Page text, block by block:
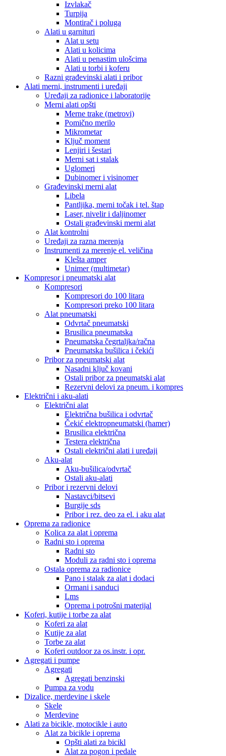
Izvlakač
Turpija
Montirač i poluga
Alati u garnituri
Alat u setu
Alati u kolicima
Alati u penastim ulošcima
Alati u torbi i koferu
Razni građevinski alati i pribor
Alati merni, instrumenti i uređaji
Uređaji za radionice i laboratorije
Merni alati opšti
Merne trake (metrovi)
Pomično merilo
Mikrometar
Ključ moment
Lenjiri i šestari
Merni sat i stalak
Uglomeri
Dubinomer i visinomer
Građevinski merni alat
Libela
Pantljika, merni točak i tel. štap
Laser, nivelir i daljinomer
Ostali građevinski merni alat
Alat kontrolni
Uređaji za razna merenja
Instrumenti za merenje el. veličina
Klešta amper
Unimer (multimetar)
Kompresor i pneumatski alat
Kompresori
Kompresori do 100 litara
Kompresori preko 100 litara
Alat pneumatski
Odvrtač pneumatski
Brusilica pneumatska
Pneumatska čegrtaljka/račna
Pneumatska bušilica i čekići
Pribor za pneumatski alat
Nasadni ključ kovani
Ostali pribor za pneumatski alat
Rezervni delovi za pneum. i kompres
Električni i aku-alati
Električni alat
Električna bušilica i odvrtač
Čekić elektropneumatski (hamer)
Brusilica električna
Testera električna
Ostali električni alati i uređaji
Aku-alat
Aku-bušilica/odvrtač
Ostali aku-alati
Pribor i rezervni delovi
Nastavci/bitsevi
Burgije sds
Pribor i rez. deo za el. i aku alat
Oprema za radionice
Kolica za alat i oprema
Radni sto i oprema
Radni sto
Moduli za radni sto i oprema
Ostala oprema za radionice
Pano i stalak za alat i dodaci
Ormani i sanduci
Lms
Oprema i potrošni materijal
Koferi, kutije i torbe za alat
Koferi za alat
Kutije za alat
Torbe za alat
Koferi outdoor za os.instr. i opr.
Agregati i pumpe
Agregati
Agregati benzinski
Pumpa za vodu
Dizalice, merdevine i skele
Skele
Merdevine
Alati za bicikle, motocikle i auto
Alat za bicikle i oprema
Opšti alati za bicikl
Alat za pogon i pedale